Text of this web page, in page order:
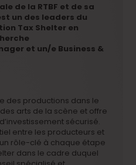
de la RTBF et de sa
un des leaders du
Tax Shelter en
et un/e Business &
des productions dans le
arts de la scène et offre
sécurisé.
entre les producteurs et
rôle-clé à chaque étape
dans le cadre duquel